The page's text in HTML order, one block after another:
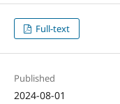
Full-text
Published
2024-08-01